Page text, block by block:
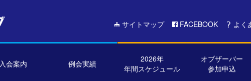
サイトマップ FACEBOOK よく
入会案内 例会実績
2026年
年間スケジュール
オブザーバー
参加申込